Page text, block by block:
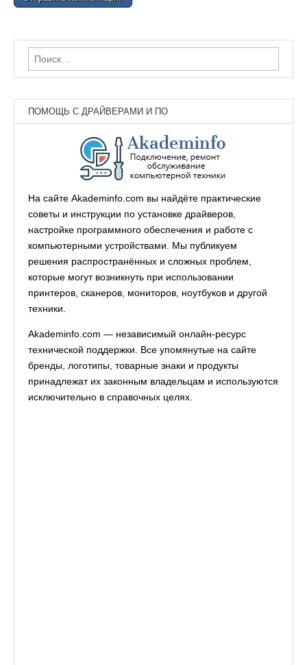
Найти:
ПОМОЩЬ С ДРАЙВЕРАМИ И ПО
На сайте Akademinfo.com вы найдёте практические
советы и инструкции по установке драйверов,
настройке программного обеспечения и работе с
компьютерными устройствами. Мы публикуем
решения распространённых и сложных проблем,
которые могут возникнуть при использовании
принтеров, сканеров, мониторов, ноутбуков и другой
техники.
Akademinfo.com — независимый онлайн-ресурс
технической поддержки. Все упомянутые на сайте
бренды, логотипы, товарные знаки и продукты
принадлежат их законным владельцам и используются
исключительно в справочных целях.